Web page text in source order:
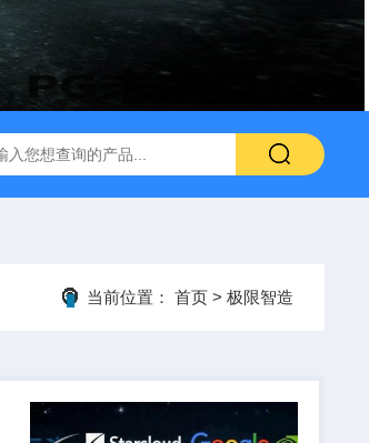
当前位置： 首页> 极限智造